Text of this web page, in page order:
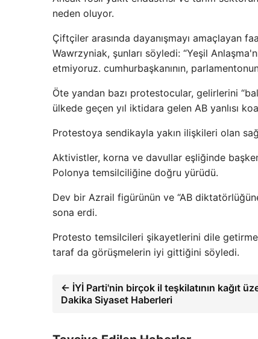
neden oluyor.
Çiftçiler arasında dayanışmayı amaçlayan
Wawrzyniak, şunları söyledi: “Yeşil
etmiyoruz. cumhurbaşkanının,
Öte yandan bazı protestocular, gelirlerini
ülkede geçen yıl iktidara gelen AB yanlısı
Protestoya sendikayla yakın ilişkileri olan
Aktivistler, korna ve davullar eşliğinde
Polonya temsilciliğine doğru yürüdü.
Dev bir Azrail figürünün ve “AB
sona erdi.
Protesto temsilcileri şikayetlerini dile
taraf da görüşmelerin iyi gittiğini söyledi.
← İYİ Parti'nin birçok il teşkilatının kağıt
Dakika Siyaset Haberleri